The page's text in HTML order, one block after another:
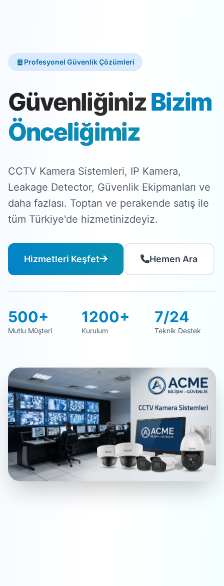
Profesyonel Güvenlik Çözümleri
GüvenliğinizBizim
Önceliğimiz
CCTV Kamera Sistemleri, IP Kamera,
Leakage Detector, Güvenlik Ekipmanları ve
daha fazlası. Toptan ve perakende satış ile
tüm Türkiye'de hizmetinizdeyiz.
Hizmetleri Keşfet Hemen Ara
500+
Mutlu Müşteri
1200+
Kurulum
7/24
Teknik Destek